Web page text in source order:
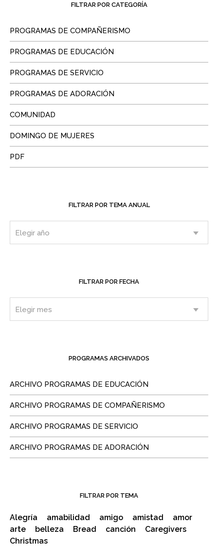
FILTRAR POR CATEGORÍA
PROGRAMAS DE COMPAÑERISMO
PROGRAMAS DE EDUCACIÓN
PROGRAMAS DE SERVICIO
PROGRAMAS DE ADORACIÓN
COMUNIDAD
DOMINGO DE MUJERES
PDF
FILTRAR POR TEMA ANUAL
FILTRAR POR FECHA
PROGRAMAS ARCHIVADOS
ARCHIVO PROGRAMAS DE EDUCACIÓN
ARCHIVO PROGRAMAS DE COMPAÑERISMO
ARCHIVO PROGRAMAS DE SERVICIO
ARCHIVO PROGRAMAS DE ADORACIÓN
FILTRAR POR TEMA
Alegría amabilidad amigo amistad
amor
arte
belleza Bread canción
Caregivers
Christmas